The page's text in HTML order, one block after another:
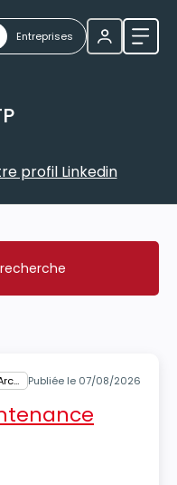
Entreprises
avec votre
profil Linkedin
de recherche
BTP / Matériaux de construction / Architecture Publiée le 07/08/2026